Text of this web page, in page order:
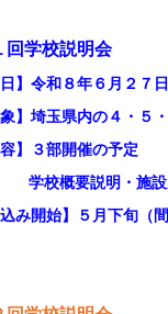
学校説明会
】令和８年６月２７日
】埼玉県内の４・５
】３部開催の予定
要説明・施設見学
み開始】５月下旬（